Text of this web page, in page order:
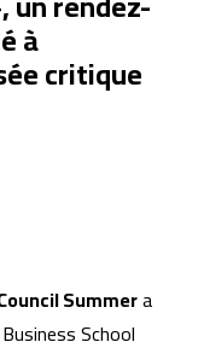
Forafric Maroc
152.000 unités au
et les
l’indice
les capacités des
de Gibraltar
à
critique
Summera
School